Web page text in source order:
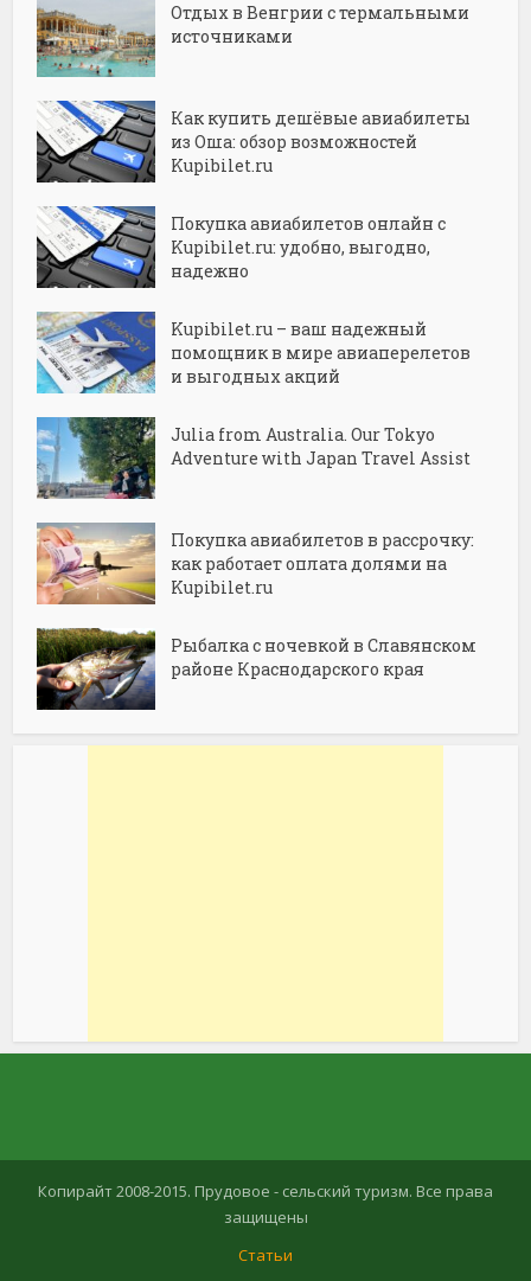
Отдых в Венгрии с термальными
источниками
Как купить дешёвые авиабилеты
из Оша: обзор возможностей
Kupibilet.ru
Покупка авиабилетов онлайн с
Kupibilet.ru: удобно, выгодно,
надежно
Kupibilet.ru – ваш надежный
помощник в мире авиаперелетов
и выгодных акций
Julia from Australia. Our Tokyo
Adventure with Japan Travel Assist
Покупка авиабилетов в рассрочку:
как работает оплата долями на
Kupibilet.ru
Рыбалка с ночевкой в Славянском
районе Краснодарского края
Копирайт 2008-2015. Прудовое - сельский туризм. Все права
защищены
Статьи